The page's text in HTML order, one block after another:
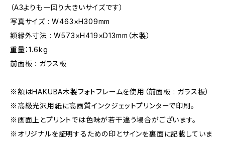
（A3よりも一回り大きいサイズです）
写真サイズ : W463×H309mm
額縁外寸法 : W573×H419×D13mm（木製）
重量：1.6kg
前面板 : ガラス板
※額はHAKUBA木製フォトフレームを使用（前面板 : ガラス板）
※高級光沢用紙に高画質インクジェットプリンターで印刷。
※画面上とプリントでは色味が若干違う場合がございます。
※オリジナルを証明するための印とサインを裏面に記載していま